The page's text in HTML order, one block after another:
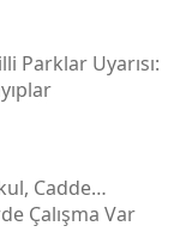
Parklar Uyarısı:
Cadde…
Çalışma Var